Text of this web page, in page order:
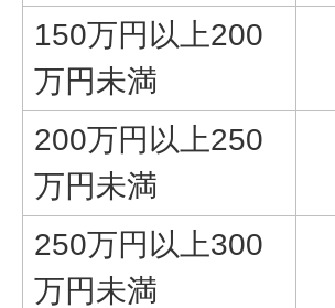
150万円以上200
万円未満
200万円以上250
万円未満
250万円以上300
万円未満